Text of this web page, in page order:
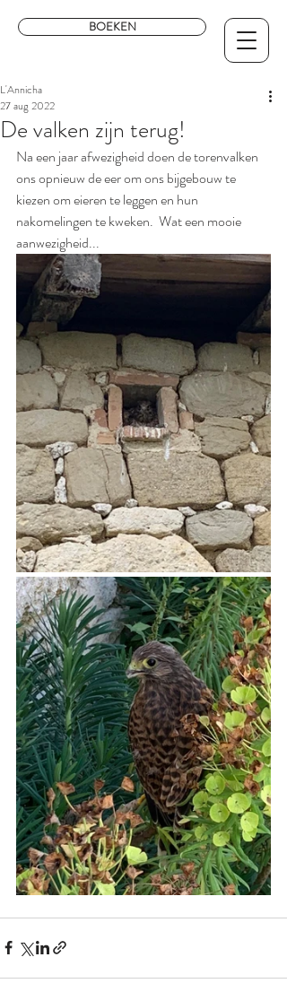
BOEKEN
De valken zijn terug!
L'Annicha
27 aug 2022
Na een jaar afwezigheid doen de torenvalken
ons opnieuw de eer om ons bijgebouw te
kiezen om eieren te leggen en hun
nakomelingen te kweken.  Wat een mooie
aanwezigheid...